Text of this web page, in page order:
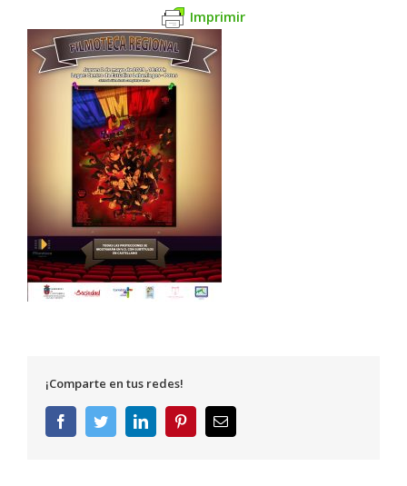
Imprimir
¡Comparte en tus redes!
FacebookTwitterLinkedInPinterestCorreo
electrónico